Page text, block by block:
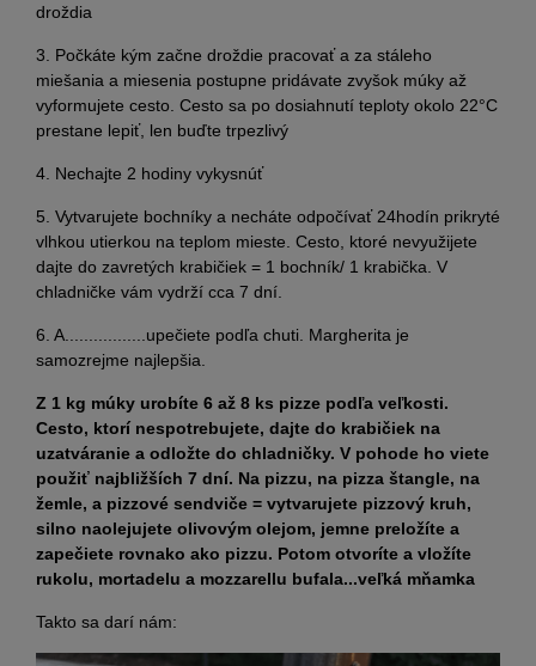
droždia
3. Počkáte kým začne droždie pracovať a za stáleho
miešania a miesenia postupne pridávate zvyšok múky až
vyformujete cesto. Cesto sa po dosiahnutí teploty okolo 22°C
prestane lepiť, len buďte trpezlivý
4. Nechajte 2 hodiny vykysnúť
5. Vytvarujete bochníky a necháte odpočívať 24hodín prikryté
vlhkou utierkou na teplom mieste. Cesto, ktoré nevyužijete
dajte do zavretých krabičiek = 1 bochník/ 1 krabička. V
chladničke vám vydrží cca 7 dní.
6. A.................upečiete podľa chuti. Margherita je
samozrejme najlepšia.
Z 1 kg múky urobíte 6 až 8 ks pizze podľa veľkosti.
Cesto, ktorí nespotrebujete, dajte do krabičiek na
uzatváranie a odložte do chladničky. V pohode ho viete
použiť najbližších 7 dní. Na pizzu, na pizza štangle, na
žemle, a pizzové sendviče = vytvarujete pizzový kruh,
silno naolejujete olivovým olejom, jemne preložíte a
zapečiete rovnako ako pizzu. Potom otvoríte a vložíte
rukolu, mortadelu a mozzarellu bufala...veľká mňamka
Takto sa darí nám: